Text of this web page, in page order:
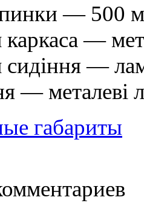
— 500
каркаса —
сидіння —
— металеві
габариты